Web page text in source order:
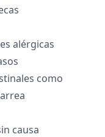
alérgicas
como
causa